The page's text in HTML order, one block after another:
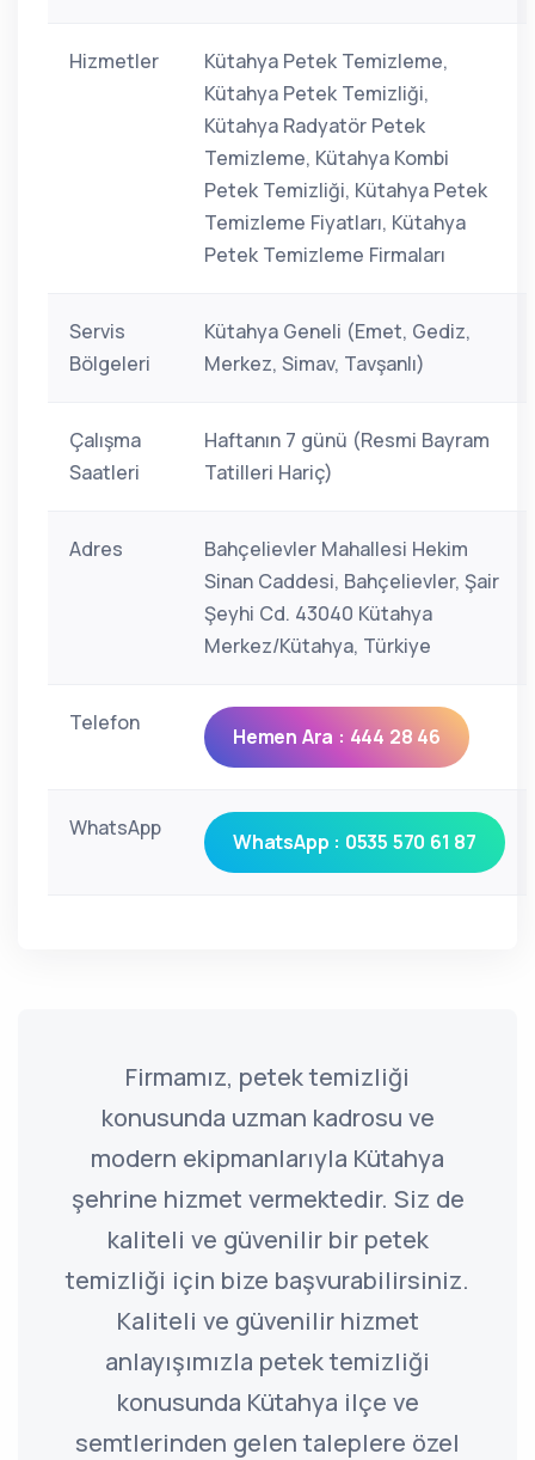
Hizmetler
Kütahya Petek Temizleme,
Kütahya Petek Temizliği,
Kütahya Radyatör Petek
Temizleme, Kütahya Kombi
Petek Temizliği, Kütahya Petek
Temizleme Fiyatları, Kütahya
Petek Temizleme Firmaları
Servis
Bölgeleri
Kütahya Geneli (Emet, Gediz,
Merkez, Simav, Tavşanlı)
Çalışma
Saatleri
Haftanın 7 günü (Resmi Bayram
Tatilleri Hariç)
Adres
Bahçelievler Mahallesi Hekim
Sinan Caddesi, Bahçelievler, Şair
Şeyhi Cd. 43040 Kütahya
Merkez/Kütahya, Türkiye
Telefon
Hemen Ara : 444 28 46
WhatsApp
WhatsApp : 0535 570 61 87
Firmamız, petek temizliği
konusunda uzman kadrosu ve
modern ekipmanlarıyla Kütahya
şehrine hizmet vermektedir. Siz de
kaliteli ve güvenilir bir petek
temizliği için bize başvurabilirsiniz.
Kaliteli ve güvenilir hizmet
anlayışımızla petek temizliği
konusunda Kütahya ilçe ve
semtlerinden gelen taleplere özel